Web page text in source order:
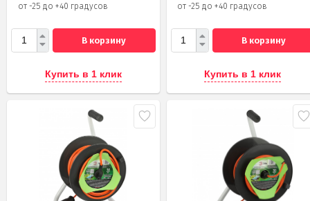
от -25 до +40 градусов
В корзину
Купить в 1 клик
от -25 до +40 градусов
В корзину
Купить в 1 клик